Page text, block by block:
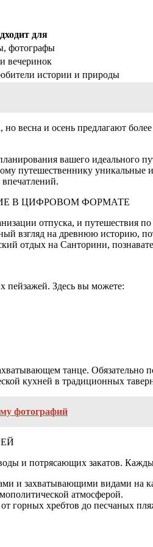
для
фотографы
вечеринок
истории и природы
но весна и осень предлагают
вашего идеального
путешественнику уникальные
В ЦИФРОВОМ ФОРМАТЕ
отпуска, и путешествия
взгляд на древнюю историю,
отдых на Санторини,
пейзажей. Здесь вы можете:
танце.
кухней в традиционных
фотографий
и потрясающих закатов.
и захватывающими видами на
атмосферой.
горных хребтов до песчаных